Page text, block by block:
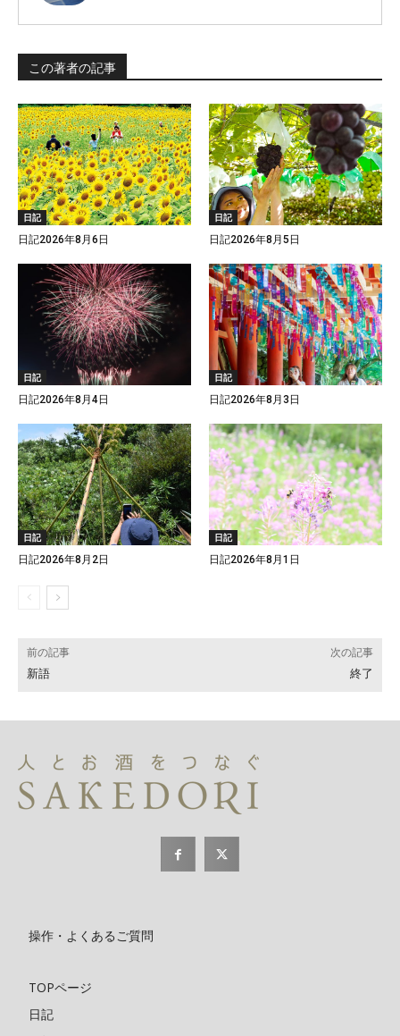
この著者の記事
日記
日記2026年8月6日
日記
日記2026年8月5日
日記
日記2026年8月4日
日記
日記2026年8月3日
日記
日記2026年8月2日
日記
日記2026年8月1日
前の記事
新語
次の記事
終了
操作・よくあるご質問
TOPページ
日記